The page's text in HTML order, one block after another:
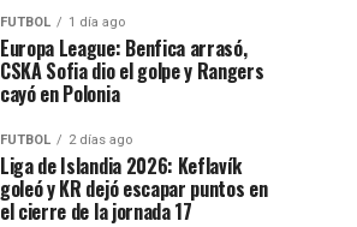
FUTBOL 1 día ago
Europa League: Benfica arrasó,
CSKA Sofia dio el golpe y Rangers
cayó en Polonia
FUTBOL 2 días ago
Liga de Islandia 2026: Keflavík
goleó y KR dejó escapar puntos en
el cierre de la jornada 17